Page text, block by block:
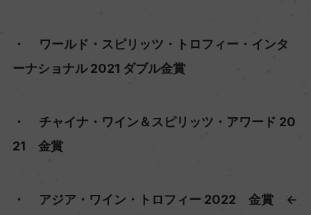
・ ワールド・スピリッツ・トロフィー・インタ
ーナショナル 2021 ダブル金賞
・ チャイナ・ワイン＆スピリッツ・アワード 20
21 金賞
・ アジア・ワイン・トロフィー 2022 金賞 ←